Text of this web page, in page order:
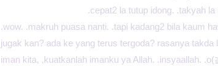
.cepat2 la tutup idong. .takyah
.wow. .makruh puasa nanti. .tapi kadang2 bila kaum
jugak kan? ada ke yang terus tergoda? rasanya
iman kita, ,kuatkanlah imanku ya Allah. .insyaallah.